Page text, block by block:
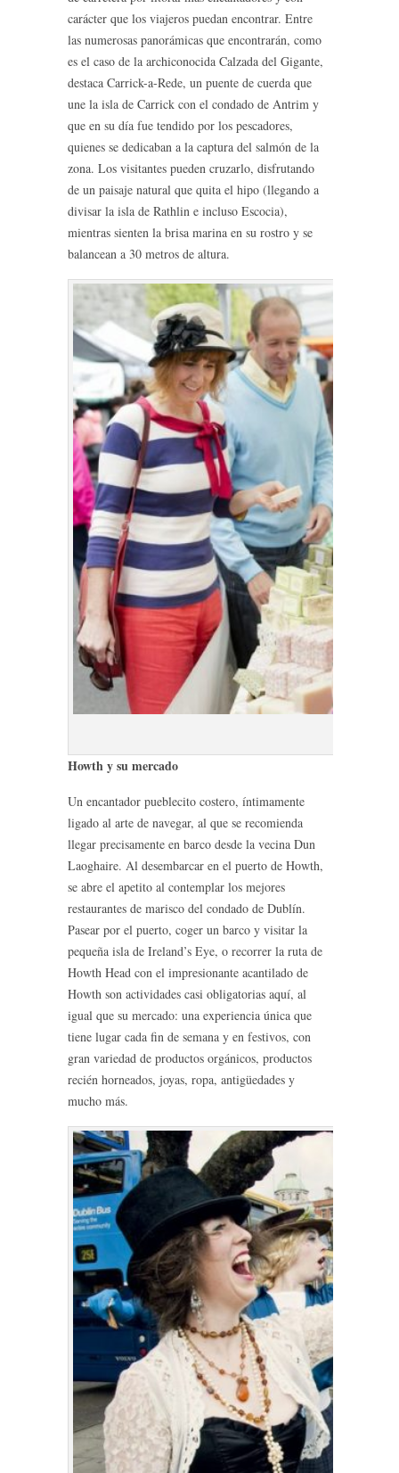
carácter que los viajeros puedan encontrar. Entre
las numerosas panorámicas que encontrarán, como
es el caso de la archiconocida Calzada del Gigante,
destaca Carrick-a-Rede, un puente de cuerda que
une la isla de Carrick con el condado de Antrim y
que en su día fue tendido por los pescadores,
quienes se dedicaban a la captura del salmón de la
zona. Los visitantes pueden cruzarlo, disfrutando
de un paisaje natural que quita el hipo (llegando a
divisar la isla de Rathlin e incluso Escocia),
mientras sienten la brisa marina en su rostro y se
balancean a 30 metros de altura.
Howth y su mercado
Un encantador pueblecito costero, íntimamente
ligado al arte de navegar, al que se recomienda
llegar precisamente en barco desde la vecina Dun
Laoghaire. Al desembarcar en el puerto de Howth,
se abre el apetito al contemplar los mejores
restaurantes de marisco del condado de Dublín.
Pasear por el puerto, coger un barco y visitar la
pequeña isla de Ireland’s Eye, o recorrer la ruta de
Howth Head con el impresionante acantilado de
Howth son actividades casi obligatorias aquí, al
igual que su mercado: una experiencia única que
tiene lugar cada fin de semana y en festivos, con
gran variedad de productos orgánicos, productos
recién horneados, joyas, ropa, antigüedades y
mucho más.